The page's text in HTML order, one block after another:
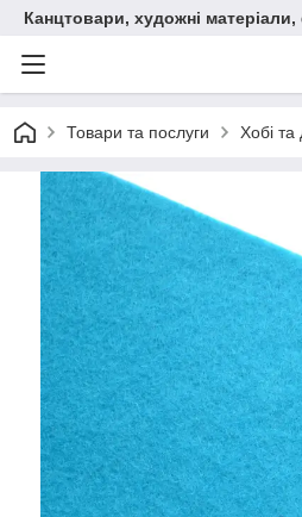
Канцтовари, художні матеріали,
Товари та послуги Хобі та